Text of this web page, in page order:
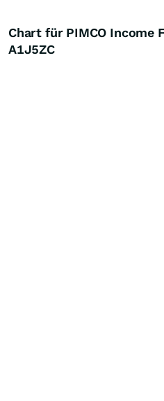
Chart für PIMCO Income
A1J5ZC